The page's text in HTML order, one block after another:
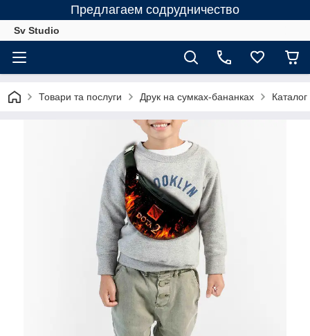
Предлагаем содрудничество
Sv Studio
Товари та послуги Друк на сумках-бананках